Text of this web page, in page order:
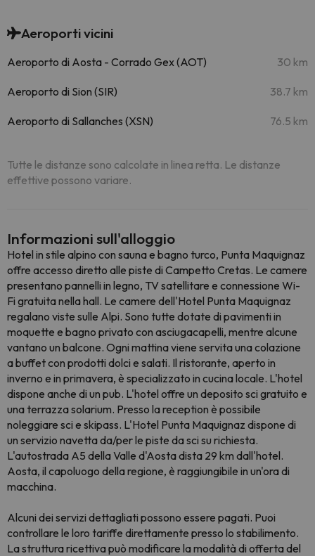
Aeroporti vicini
Aeroporto di Aosta - Corrado Gex (AOT) 30 km
Aeroporto di Sion (SIR) 38.7 km
Aeroporto di Sallanches (XSN) 76.5 km
Tutte le distanze sono calcolate in linea retta. Le distanze
effettive possono variare.
Informazioni sull'alloggio
Hotel in stile alpino con sauna e bagno turco, Punta Maquignaz
offre accesso diretto alle piste di Campetto Cretas. Le camere
presentano pannelli in legno, TV satellitare e connessione Wi-
Fi gratuita nella hall. Le camere dell'Hotel Punta Maquignaz
regalano viste sulle Alpi. Sono tutte dotate di pavimenti in
moquette e bagno privato con asciugacapelli, mentre alcune
vantano un balcone. Ogni mattina viene servita una colazione
a buffet con prodotti dolci e salati. Il ristorante, aperto in
inverno e in primavera, è specializzato in cucina locale. L'hotel
dispone anche di un pub. L'hotel offre un deposito sci gratuito e
una terrazza solarium. Presso la reception è possibile
noleggiare sci e skipass. L'Hotel Punta Maquignaz dispone di
un servizio navetta da/per le piste da sci su richiesta.
L'autostrada A5 della Valle d'Aosta dista 29 km dall'hotel.
Aosta, il capoluogo della regione, è raggiungibile in un'ora di
macchina.
Alcuni dei servizi dettagliati possono essere pagati. Puoi
controllare le loro tariffe direttamente presso lo stabilimento.
La struttura ricettiva può modificare la modalità di offerta del